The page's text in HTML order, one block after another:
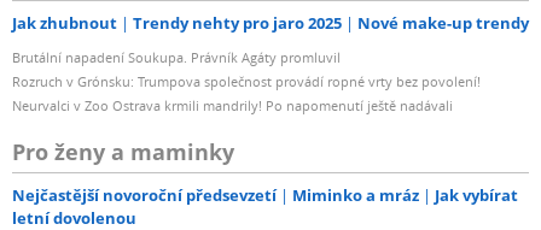
Jak zhubnout Trendy nehty pro jaro 2025 Nové make-up trendy
Brutální napadení Soukupa. Právník Agáty promluvil
Rozruch v Grónsku: Trumpova společnost provádí ropné vrty bez povolení!
Neurvalci v Zoo Ostrava krmili mandrily! Po napomenutí ještě nadávali
Pro ženy a maminky
Nejčastější novoroční předsevzetí Miminko a mráz
Jak vybírat
letní dovolenou